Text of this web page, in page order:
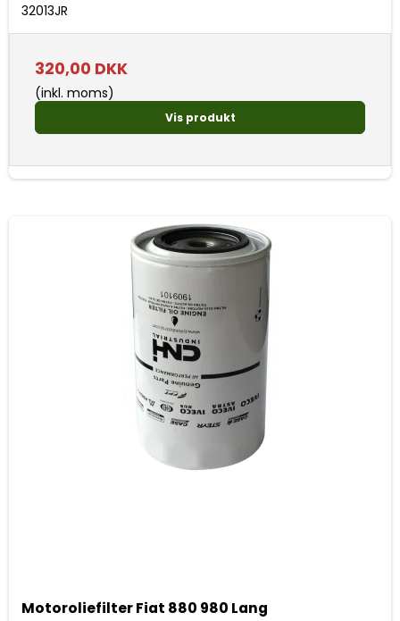
32013JR
320,00 DKK
(inkl. moms)
Vis produkt
Motoroliefilter Fiat 880 980 Lang